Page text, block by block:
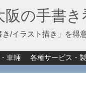
阪の手書き
き/イラスト描き」を得
車輛 各種サービス・